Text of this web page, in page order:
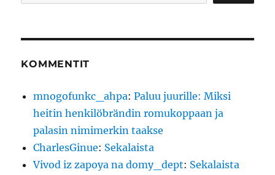
KOMMENTIT
mnogofunkc_ahpa:Paluu juurille: Miksi
heitin henkilöbrändin romukoppaan ja
palasin nimimerkin taakse
CharlesGinue: Sekalaista
Vivod iz zapoya na domy_dept: Sekalaista